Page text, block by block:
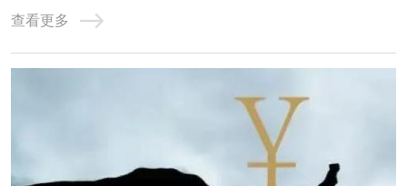
贷款。达到大幅降低月供压力，减少利息支出，优化征信，
恢复正常生活的过程。一、直接做信贷置换小贷网贷这种适
查看更多